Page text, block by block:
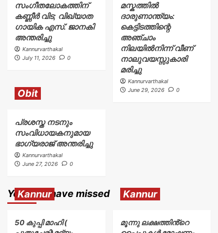
സംഗീതലോകത്തിന്
കണ്ണീർ വിട; വിഖ്യാത
ഗായിക എസ്. ജാനകി
അന്തരിച്ചു
Kannurvarthakal
July 11, 2026
0
മസ്കത്തിൽ
ദാരുണാന്ത്യം:
കെട്ടിടത്തിന്റെ
അഞ്ചാം
നിലയിൽനിന്ന് വീണ്
നാലുവയസ്സുകാരി
മരിച്ചു
Kannurvarthakal
June 29, 2026
0
Obit
പ്രശസ്ത നടനും
സംവിധായകനുമായ
ഭാഗ്യരാജ് അന്തരിച്ചു
Kannurvarthakal
June 27, 2026
0
You may have missed
Kannur
50 കുപ്പി മാഹി (
Kannur
മൂന്നു ലക്ഷത്തിൻ്റെ